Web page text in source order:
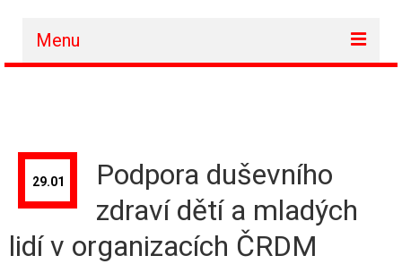
Menu
Členské organizace
Vzdělávání
29.01
Podpora duševního
zdraví dětí a mladých
lidí v organizacích ČRDM